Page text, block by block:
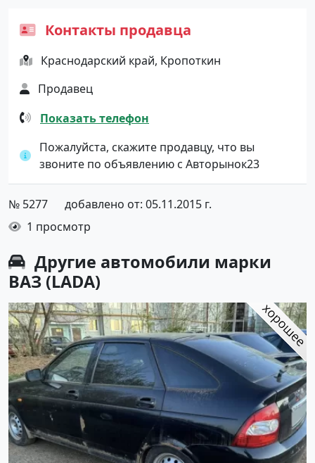
Контакты продавца
Краснодарский край, Кропоткин
Продавец
Показать телефон
Пожалуйста, скажите продавцу, что вы
звоните по объявлению с Авторынок23
№ 5277
добавлено от: 05.11.2015 г.
1 просмотр
Другие автомобили марки
ВАЗ (LADA)